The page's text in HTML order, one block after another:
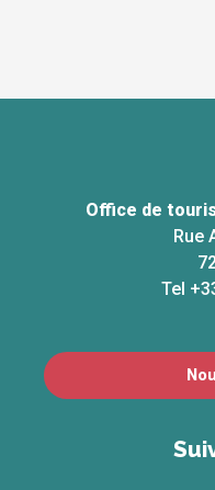
Office de
Rue
Tel